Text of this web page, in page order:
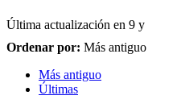
Última actualización en 9 y
Ordenar por: Más antiguo
Más antiguo
Últimas